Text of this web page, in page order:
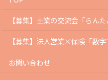
【募集】士業の交流会「らんた
【募集】法人営業×保険「数
お問い合わせ